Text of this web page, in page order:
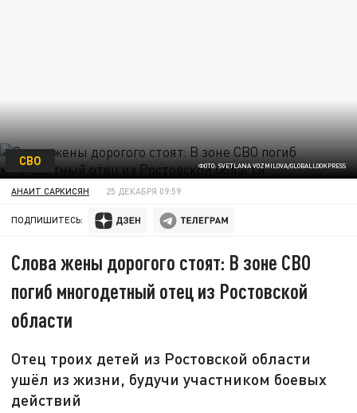
ФОТО: SVETLANA VOZMILOVA/GLOBALLOOKPRESS
СВО
АНАИТ САРКИСЯН 25 ДЕКАБРЯ 09:59
ПОДПИШИТЕСЬ:
Слова жены дорогого стоят: В зоне СВО
погиб многодетный отец из Ростовской
области
Отец троих детей из Ростовской области
ушёл из жизни, будучи участником боевых
действий